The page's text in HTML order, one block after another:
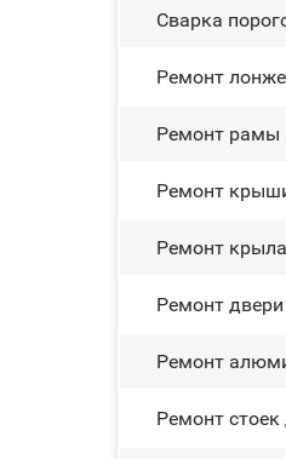
Сварка
Ремонт
Ремонт рамы
Ремонт
Ремонт
Ремонт
Ремонт
Ремонт